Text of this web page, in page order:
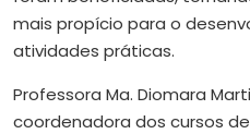
mais propício para o
atividades práticas.
Professora Ma. Diomara
coordenadora dos cursos